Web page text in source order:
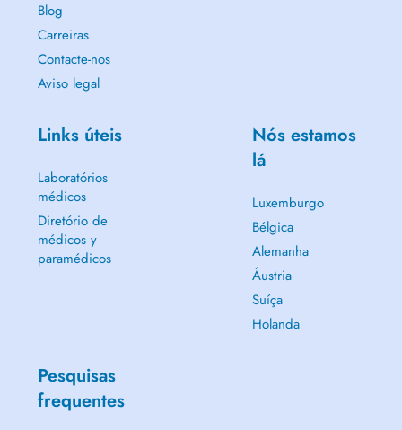
Blog
Carreiras
Contacte-nos
Aviso legal
Links úteis
Laboratórios
médicos
Diretório de
médicos y
paramédicos
Nós estamos
lá
Luxemburgo
Bélgica
Alemanha
Áustria
Suíça
Holanda
Pesquisas
frequentes